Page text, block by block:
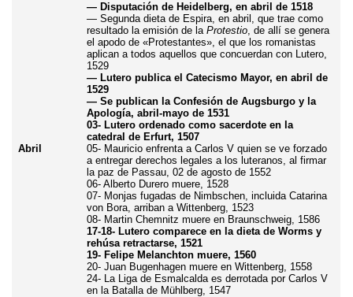
Abril
— Disputación de Heidelberg, en abril de 1518
— Segunda dieta de Espira, en abril, que trae como
resultado la emisión de la Protestio, de allí se genera
el apodo de «Protestantes», el que los romanistas
aplican a todos aquellos que concuerdan con Lutero,
1529
— Lutero publica el Catecismo Mayor, en abril de
1529
— Se publican la Confesión de Augsburgo y la
Apología, abril-mayo de 1531
03- Lutero ordenado como sacerdote en la
catedral de Erfurt, 1507
05- Mauricio enfrenta a Carlos V quien se ve forzado
a entregar derechos legales a los luteranos, al firmar
la paz de Passau, 02 de agosto de 1552
06- Alberto Durero muere, 1528
07- Monjas fugadas de Nimbschen, incluida Catarina
von Bora, arriban a Wittenberg, 1523
08- Martin Chemnitz muere en Braunschweig, 1586
17-18- Lutero comparece en la dieta de Worms y
rehúsa retractarse, 1521
19- Felipe Melanchton muere, 1560
20- Juan Bugenhagen muere en Wittenberg, 1558
24- La Liga de Esmalcalda es derrotada por Carlos V
en la Batalla de Mühlberg, 1547